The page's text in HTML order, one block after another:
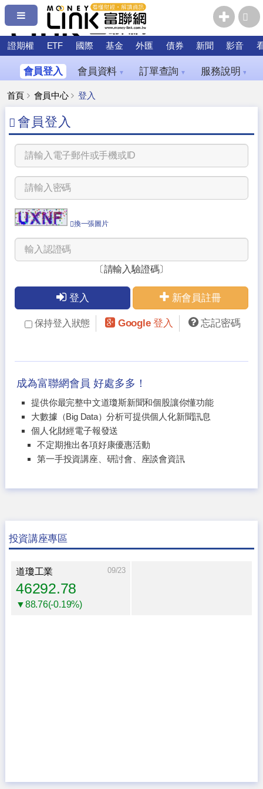
證期權 ETF 國際 基金 外匯 債券 新聞 影音
會員登入 會員資料 ▼ 訂單查詢 ▼ 服務說明 ▼
首頁 會員中心 登入
會員登入
換一張圖片
〔請輸入驗證碼〕
登入 新會員註冊
保持登入狀態 Google 登入 忘記密碼
成為富聯網會員 好處多多！
提供你最完整中文道瓊斯新聞和個股讓你懂功能
大數據（Big Data）分析可提供個人化新聞訊息
個人化財經電子報發送
不定期推出各項好康優惠活動
第一手投資講座、研討會、座談會資訊
投資講座專區
道瓊工業 09/23
46292.78
▼88.76(-0.19%)